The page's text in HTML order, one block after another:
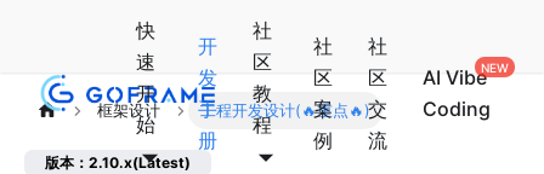
快
速
开
始
开
发
手
册
社
区
教
程
社
区
案
例
社
区
交
流
AI Vibe
Coding
框架设计 工程开发设计(🔥重点🔥)
版本：2.10.x(Latest)